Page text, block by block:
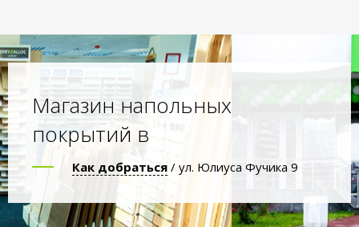
Магазин напольных
покрытий в
Как добраться / ул. Юлиуса Фучика 9